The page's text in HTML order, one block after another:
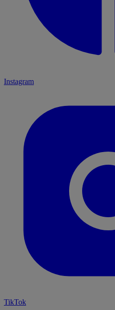
Instagram
TikTok